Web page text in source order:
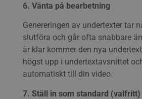
6. Vänta på bearbetning
Genereringen av undertexter tar
slutföra och går ofta snabbare
är klar kommer den nya
högst upp i undertextavsnittet
automatiskt till din video.
7. Ställ in som standard (valfritt)